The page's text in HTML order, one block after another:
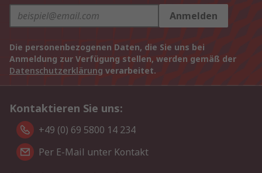
Anmelden
Die personenbezogenen Daten, die Sie uns bei
Anmeldung zur Verfügung stellen, werden gemäß der
Datenschutzerklärung verarbeitet.
Kontaktieren Sie uns:
+49 (0) 69 5800 14 234
Per E-Mail unter Kontakt